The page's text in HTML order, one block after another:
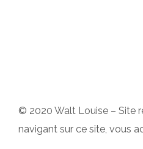
© 2020 Walt Louise – Site
navigant sur ce site, vous